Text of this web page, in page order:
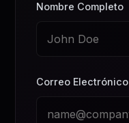
Nombre Completo
Correo Electrónico